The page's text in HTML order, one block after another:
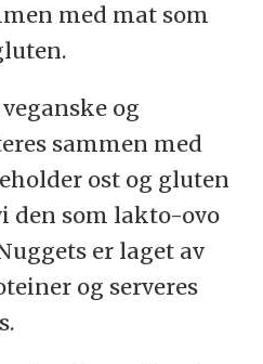
med mat som
og
sammen med
ost og gluten
den som lakto-ovo
er laget av
og serveres